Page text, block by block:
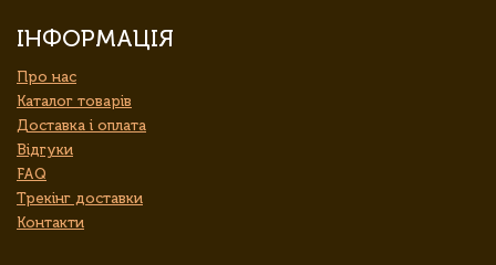
ІНФОРМАЦІЯ
Про нас
Каталог товарів
Доставка і оплата
Відгуки
FAQ
Трекінг доставки
Контакти